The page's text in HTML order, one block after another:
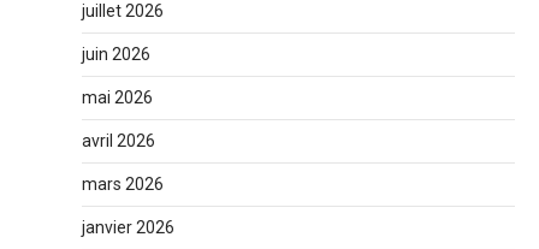
juillet 2026
juin 2026
mai 2026
avril 2026
mars 2026
janvier 2026